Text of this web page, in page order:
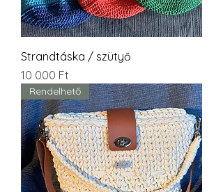
Strandtáska / szütyő
Ár
10 000 Ft
Rendelhető